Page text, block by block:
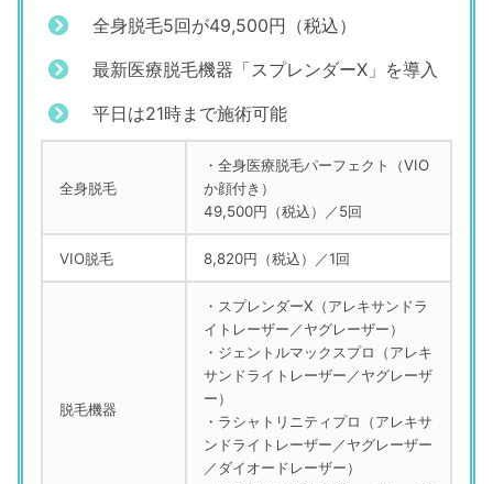
全身脱毛5回が49,500円（税込）
最新医療脱毛機器「スプレンダーX」を導入
平日は21時まで施術可能
全身脱毛
・全身医療脱毛パーフェクト（VIO
か顔付き）
49,500円（税込）／5回
VIO脱毛 8,820円（税込）／1回
脱毛機器
・スプレンダーX（アレキサンドラ
イトレーザー／ヤグレーザー）
・ジェントルマックスプロ（アレキ
サンドライトレーザー／ヤグレーザ
ー）
・ラシャトリニティプロ（アレキサ
ンドライトレーザー／ヤグレーザー
／ダイオードレーザー）